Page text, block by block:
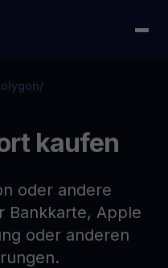
/
kaufen
oder andere
Bankkarte, Apple
oder anderen